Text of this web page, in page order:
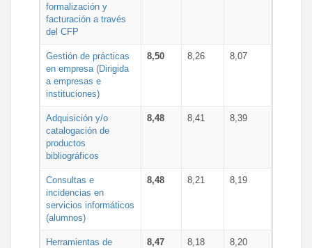
formalización y
facturación a través
del CFP
Gestión de prácticas
en empresa (Dirigida
a empresas e
instituciones)
8,50 8,26 8,07
Adquisición y/o
catalogación de
productos
bibliográficos
8,48 8,41 8,39
Consultas e
incidencias en
servicios informáticos
(alumnos)
8,48 8,21 8,19
Herramientas de
8,47 8,18 8,20